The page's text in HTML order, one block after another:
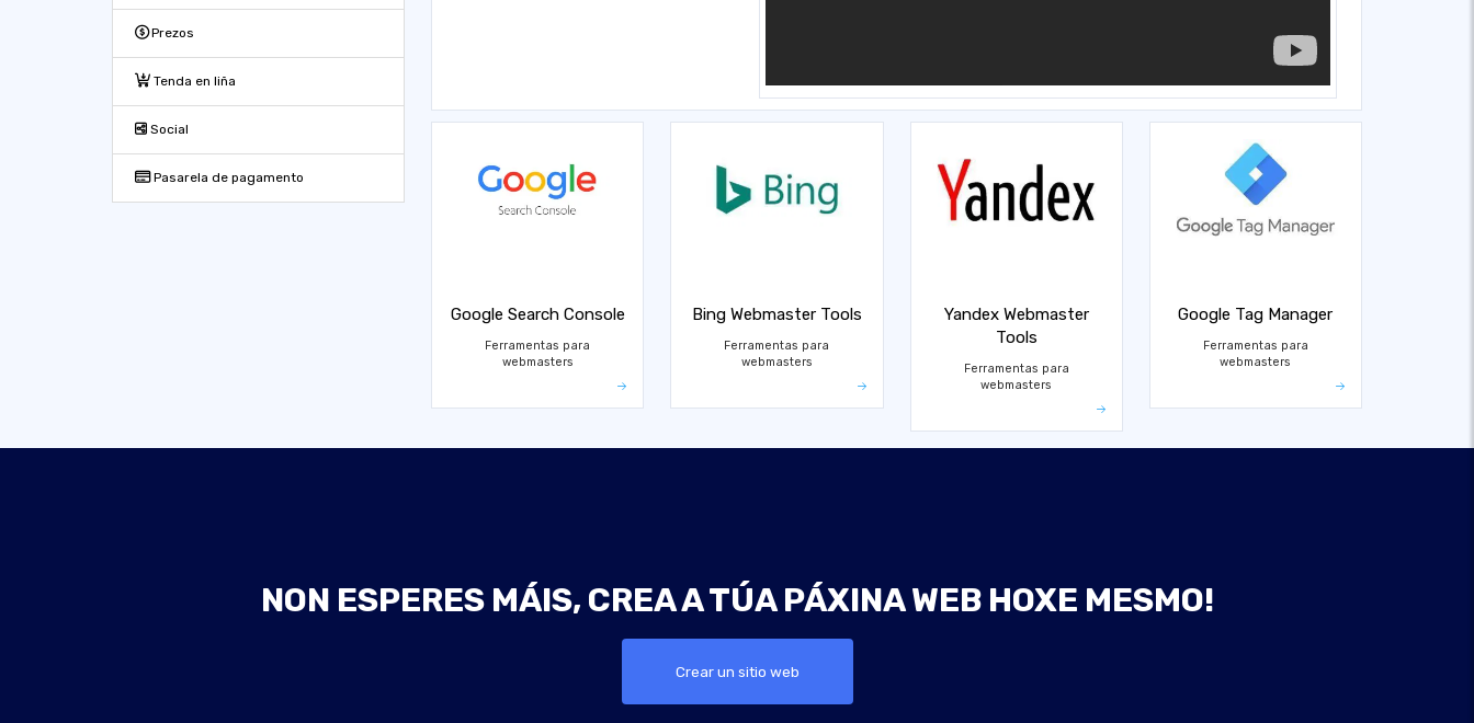
Prezos
Tenda en liña
Social
Pasarela de pagamento
Google Search Console
Ferramentas para
webmasters
Bing Webmaster Tools
Ferramentas para
webmasters
Yandex Webmaster
Tools
Ferramentas para
webmasters
Google Tag Manager
Ferramentas para
webmasters
NON ESPERES MÁIS, CREA A TÚA PÁXINA WEB HOXE MESMO!
Crear un sitio web